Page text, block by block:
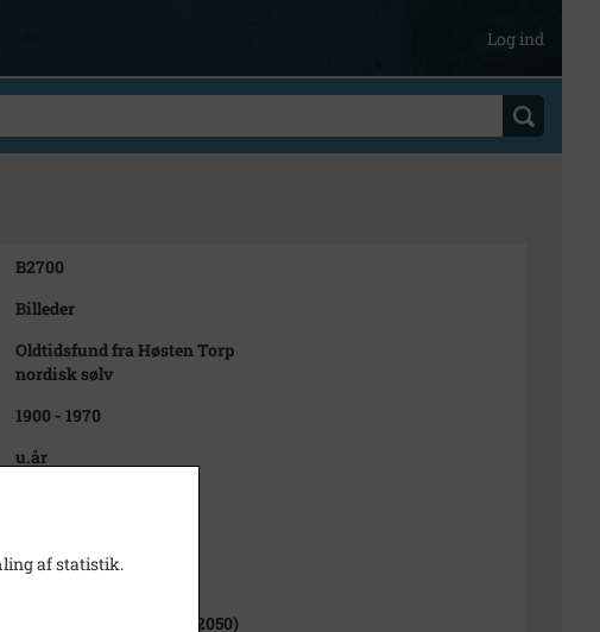
Log ind
B2700
Billeder
Oldtidsfund fra Høsten Torp
nordisk sølv
1900 - 1970
u.år
Kommune (1970-2050)
Faxe Kommune (2007-2050)
af statistik.